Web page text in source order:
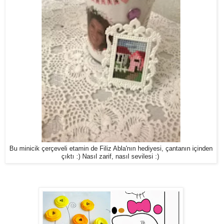
Bu minicik çerçeveli etamin de Filiz Abla'nın hediyesi, çantanın içinden
çıktı :) Nasıl zarif, nasıl sevilesi :)